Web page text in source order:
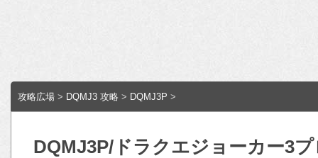
攻略広場 > DQMJ3 攻略 > DQMJ3P >
DQMJ3P/ドラクエジョーカー3